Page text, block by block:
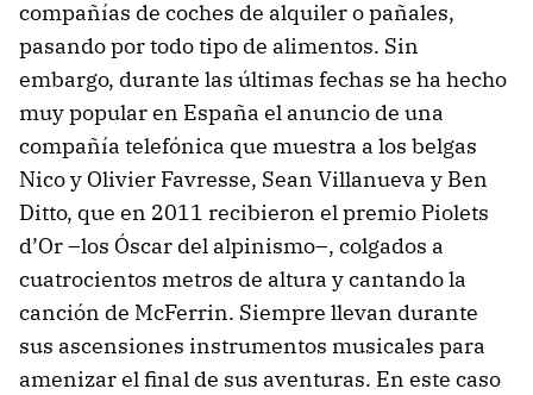
compañías de coches de alquiler o pañales,
pasando por todo tipo de alimentos. Sin
embargo, durante las últimas fechas se ha hecho
muy popular en España el anuncio de una
compañía telefónica que muestra a los belgas
Nico y Olivier Favresse, Sean Villanueva y Ben
Ditto, que en 2011 recibieron el premio Piolets
d’Or –los Óscar del alpinismo–, colgados a
cuatrocientos metros de altura y cantando la
canción de McFerrin. Siempre llevan durante
sus ascensiones instrumentos musicales para
amenizar el final de sus aventuras. En este caso